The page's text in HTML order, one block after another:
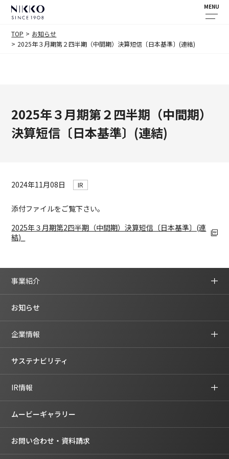
MENU
TOP
お知らせ
2025年３月期第２四半期（中間期）決算短信〔日本基準〕(連結)
2025年３月期第２四半期（中間期）
決算短信〔日本基準〕(連結)
2024年11月08日 IR
添付ファイルをご覧下さい。
2025年３月期第2四半期（中間期）決算短信〔日本基準〕(連
結)_
事業紹介
お知らせ
企業情報
サステナビリティ
IR情報
ムービーギャラリー
お問い合わせ・資料請求